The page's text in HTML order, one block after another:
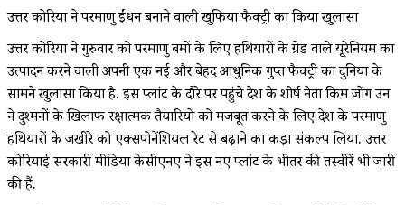
उत्तर कोरिया ने परमाणु ईंधन बनाने वाली खुफिया फैक्ट्री का किया खुलासा
उत्तर कोरिया ने गुरुवार को परमाणु बमों के लिए हथियारों के ग्रेड वाले यूरेनियम का
उत्पादन करने वाली अपनी एक नई और बेहद आधुनिक गुप्त फैक्ट्री का दुनिया के
सामने खुलासा किया है. इस प्लांट के दौरे पर पहुंचे देश के शीर्ष नेता किम जोंग उन
ने दुश्मनों के खिलाफ रक्षात्मक तैयारियों को मजबूत करने के लिए देश के परमाणु
हथियारों के जखीरे को एक्सपोनेंशियल रेट से बढ़ाने का कड़ा संकल्प लिया. उत्तर
कोरियाई सरकारी मीडिया केसीएनए ने इस नए प्लांट के भीतर की तस्वीरें भी जारी
की हैं.